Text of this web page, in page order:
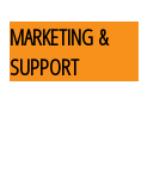
MARKETING &
SUPPORT